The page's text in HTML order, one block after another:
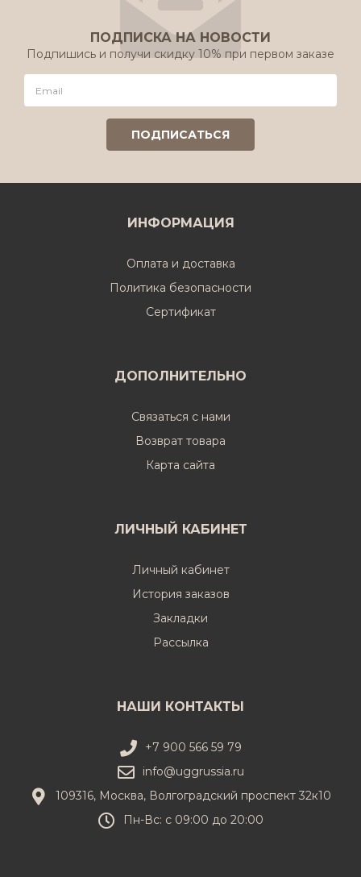
ПОДПИСКА НА НОВОСТИ
Подпишись и получи скидку 10% при первом заказе
ИНФОРМАЦИЯ
Оплата и доставка
Политика безопасности
Cертификат
ДОПОЛНИТЕЛЬНО
Связаться с нами
Возврат товара
Карта сайта
ЛИЧНЫЙ КАБИНЕТ
Личный кабинет
История заказов
Закладки
Рассылка
НАШИ КОНТАКТЫ
+7 900 566 59 79
info@uggrussia.ru
109316, Москва, Волгоградский проспект 32к10
Пн-Вс: с 09:00 до 20:00